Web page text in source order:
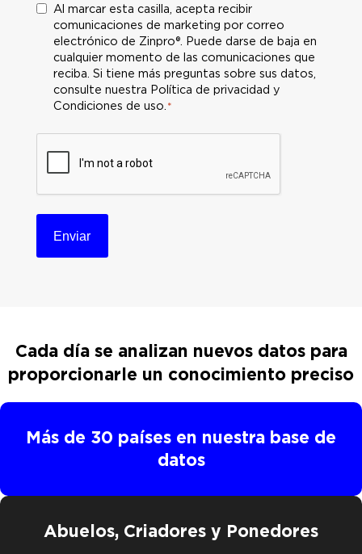
C
i
m
*
Al marcar esta casilla, acepta recibir
comunicaciones de marketing por correo
electrónico de Zinpro®. Puede darse de baja en
cualquier momento de las comunicaciones que
reciba. Si tiene más preguntas sobre sus datos,
consulte nuestra Política de privacidad y
Condiciones de uso. *
Cada día se analizan nuevos datos para
proporcionarle un conocimiento preciso
Más de 30 países en nuestra base de
datos
Abuelos, Criadores y Ponedores